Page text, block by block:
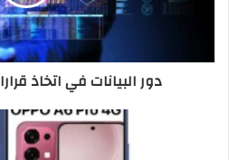
دور البيانات في اتخاذ